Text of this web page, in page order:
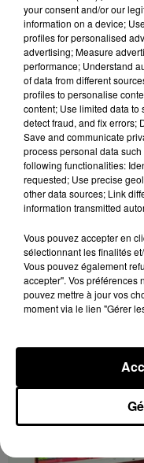
Des tentatives
Des personnes
informations
your consent and/or our
information on a device;
profiles for personalised
advertising; Measure
performance; Understand
of data from different
profiles to personalise
content; Use limited data to
detect fraud, and fix errors;
Save and communicate
process personal data
following functionalities:
requested; Use precise
other data sources; Link
information transmitted
Vous pouvez accepter en
sélectionnant les finalités
Vous pouvez également
accepter". Vos préférences
pouvez mettre à jour vos
moment via le lien "Gérer